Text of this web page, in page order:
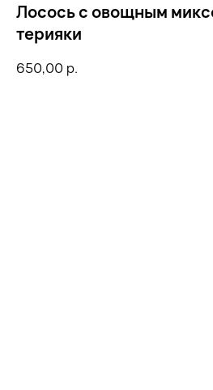
Лосось с овощным
терияки
650,00 р.